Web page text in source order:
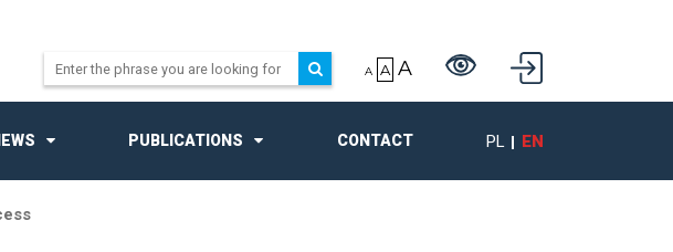
A A A
PUBLICATIONS CONTACT PL EN